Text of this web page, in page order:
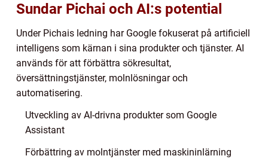
Sundar Pichai och AI:s potential
Under Pichais ledning har Google fokuserat på artificiell
intelligens som kärnan i sina produkter och tjänster. AI
används för att förbättra sökresultat,
översättningstjänster, molnlösningar och
automatisering.
Utveckling av AI-drivna produkter som Google
Assistant
Förbättring av molntjänster med maskininlärning